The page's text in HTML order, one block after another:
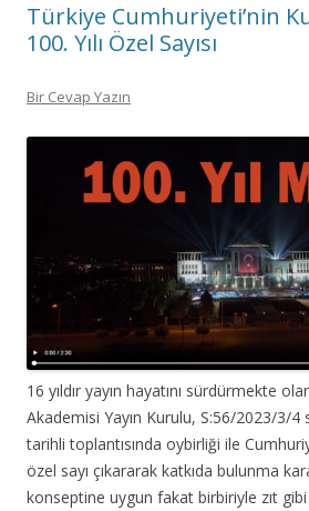
Türkiye Cumhuriyeti’nin
100. Yılı Özel Sayısı
Bir Cevap Yazın
16 yıldır yayın hayatını sürdürmekte
Akademisi Yayın Kurulu, S:56/2023/3/4
tarihli toplantısında oybirliği ile
özel sayı çıkararak katkıda bulunma
konseptine uygun fakat birbiriyle zıt